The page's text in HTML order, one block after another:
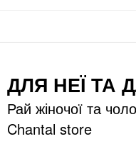
ДЛЯ НЕЇ ТА
Рай жіночої та
Chantal store